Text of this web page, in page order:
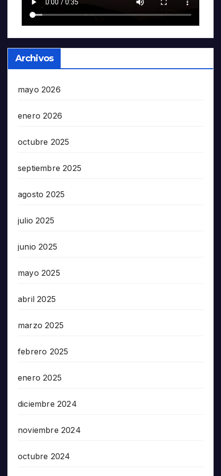
Archivos
mayo 2026
enero 2026
octubre 2025
septiembre 2025
agosto 2025
julio 2025
junio 2025
mayo 2025
abril 2025
marzo 2025
febrero 2025
enero 2025
diciembre 2024
noviembre 2024
octubre 2024